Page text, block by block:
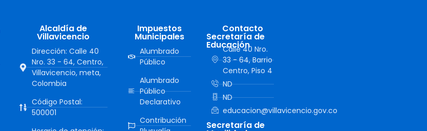
Alcaldía de
Villavicencio
Dirección: Calle 40
Nro. 33 - 64, Centro,
Villavicencio, meta,
Colombia
Código Postal:
500001
Impuestos
Municipales
Alumbrado
Público
Alumbrado
Público
Declarativo
Contribución
Contacto
Secretaría de
Educación
Calle 40 Nro.
33 - 64, Barrio
Centro, Piso 4
ND
ND
educacion@villavicencio.gov.co
Secretaría de